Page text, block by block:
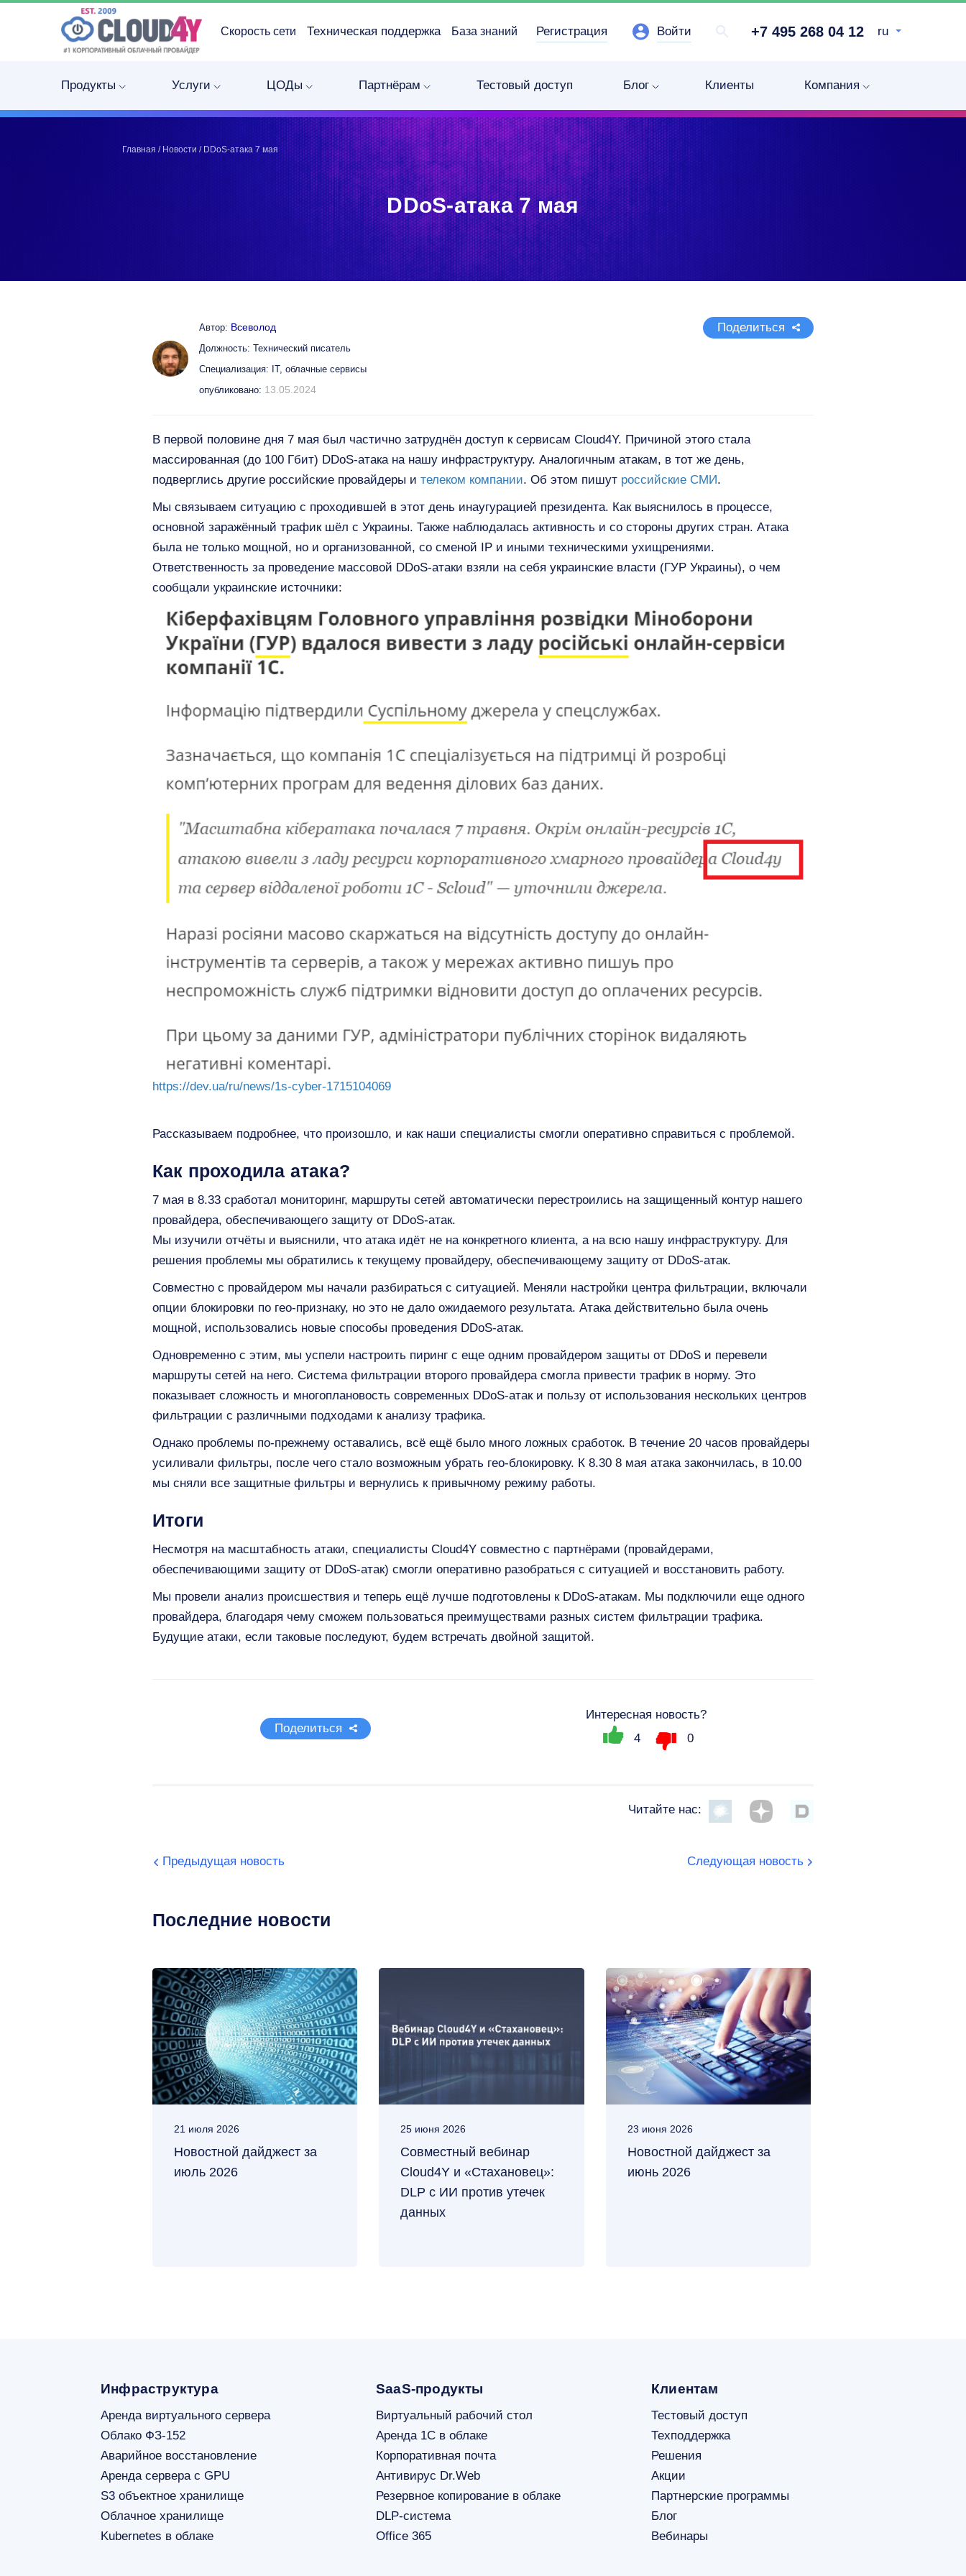
Скорость сети Техническая поддержка База знаний Регистрация Войти +7 495 268 04 12 ru
Продукты Услуги ЦОДы Партнёрам Тестовый доступ Блог Клиенты Компания
Главная / Новости / DDoS-атака 7 мая
DDoS-атака 7 мая
Автор: Всеволод
Должность: Технический писатель
Специализация: IT, облачные сервисы
опубликовано: 13.05.2024
Поделиться
Telegram
Твитнуть
LinkedIn
В первой половине дня 7 мая был частично затруднён доступ к сервисам Cloud4Y. Причиной этого стала
массированная (до 100 Гбит) DDoS-атака на нашу инфраструктуру. Аналогичным атакам, в тот же день,
подверглись другие российские провайдеры и телеком компании. Об этом пишут российские СМИ.
Мы связываем ситуацию с проходившей в этот день инаугурацией президента. Как выяснилось в процессе,
основной заражённый трафик шёл с Украины. Также наблюдалась активность и со стороны других стран. Атака
была не только мощной, но и организованной, со сменой IP и иными техническими ухищрениями.
Ответственность за проведение массовой DDoS-атаки взяли на себя украинские власти (ГУР Украины), о чем
сообщали украинские источники:
https://dev.ua/ru/news/1s-cyber-1715104069
Рассказываем подробнее, что произошло, и как наши специалисты смогли оперативно справиться с проблемой.
Как проходила атака?
7 мая в 8.33 сработал мониторинг, маршруты сетей автоматически перестроились на защищенный контур нашего
провайдера, обеспечивающего защиту от DDoS-атак.
Мы изучили отчёты и выяснили, что атака идёт не на конкретного клиента, а на всю нашу инфраструктуру. Для
решения проблемы мы обратились к текущему провайдеру, обеспечивающему защиту от DDoS-атак.
Совместно с провайдером мы начали разбираться с ситуацией. Меняли настройки центра фильтрации, включали
опции блокировки по гео-признаку, но это не дало ожидаемого результата. Атака действительно была очень
мощной, использовались новые способы проведения DDoS-атак.
Одновременно с этим, мы успели настроить пиринг с еще одним провайдером защиты от DDoS и перевели
маршруты сетей на него. Система фильтрации второго провайдера смогла привести трафик в норму. Это
показывает сложность и многоплановость современных DDoS-атак и пользу от использования нескольких центров
фильтрации с различными подходами к анализу трафика.
Однако проблемы по-прежнему оставались, всё ещё было много ложных сработок. В течение 20 часов провайдеры
усиливали фильтры, после чего стало возможным убрать гео-блокировку. К 8.30 8 мая атака закончилась, в 10.00
мы сняли все защитные фильтры и вернулись к привычному режиму работы.
Итоги
Несмотря на масштабность атаки, специалисты Cloud4Y совместно с партнёрами (провайдерами,
обеспечивающими защиту от DDoS-атак) смогли оперативно разобраться с ситуацией и восстановить работу.
Мы провели анализ происшествия и теперь ещё лучше подготовлены к DDoS-атакам. Мы подключили еще одного
провайдера, благодаря чему сможем пользоваться преимуществами разных систем фильтрации трафика.
Будущие атаки, если таковые последуют, будем встречать двойной защитой.
Поделиться
Telegram
Твитнуть
LinkedIn
Интересная новость?
4
0
Читайте нас:
Предыдущая новость Следующая новость
Последние новости
21 июля 2026
Новостной дайджест за
июль 2026
25 июня 2026
Совместный вебинар
Cloud4Y и «Стахановец»:
DLP с ИИ против утечек
данных
23 июня 2026
Новостной дайджест за
июнь 2026
Инфраструктура
Аренда виртуального сервера
Облако ФЗ-152
Аварийное восстановление
Аренда сервера с GPU
S3 объектное хранилище
Облачное хранилище
Kubernetes в облаке
SaaS-продукты
Виртуальный рабочий стол
Аренда 1С в облаке
Корпоративная почта
Антивирус Dr.Web
Резервное копирование в облаке
DLP-система
Office 365
Клиентам
Тестовый доступ
Техподдержка
Решения
Акции
Партнерские программы
Блог
Вебинары